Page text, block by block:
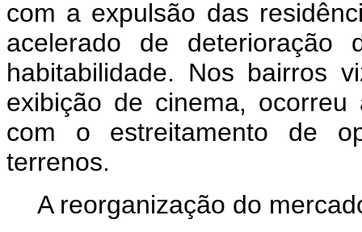
com a expulsão das
acelerado de
habitabilidade. Nos bairros
exibição de cinema,
com o estreitamento de
terrenos.
A reorganização do